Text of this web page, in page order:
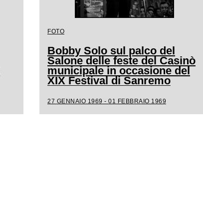
FOTO
Bobby Solo sul palco del
Salone delle feste del Casinò
municipale in occasione del
XIX Festival di Sanremo
27 GENNAIO 1969 - 01 FEBBRAIO 1969